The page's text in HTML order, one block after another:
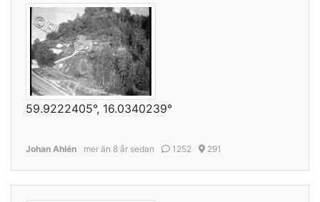
59.9222405°, 16.0340239°
Johan Ahlén mer än 8 år sedan 1252 291